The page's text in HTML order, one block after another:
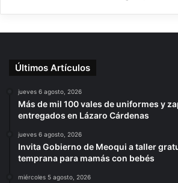
Últimos Artículos
jueves 6 agosto, 2026
Más de mil 100 vales de uniformes y
entregados en Lázaro Cárdenas
jueves 6 agosto, 2026
Invita Gobierno de Meoqui a taller
temprana para mamás con bebés
miércoles 5 agosto, 2026